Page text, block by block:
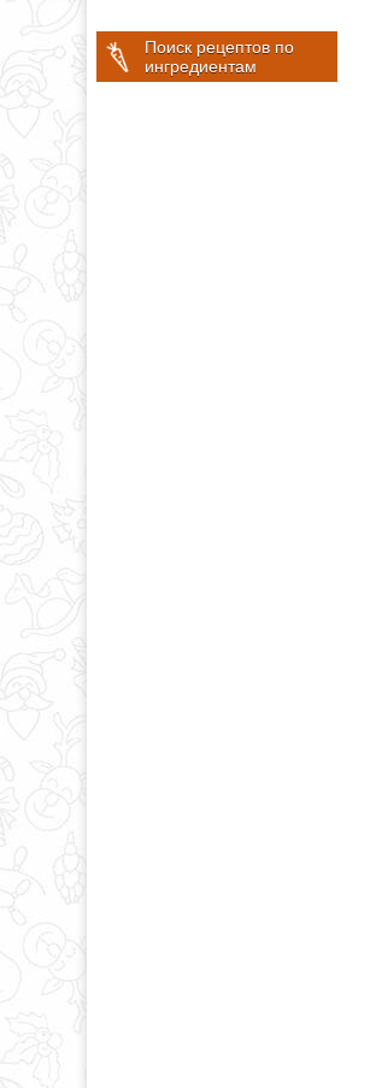
Поиск рецептов по
ингредиентам